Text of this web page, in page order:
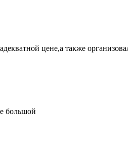
цене,а также
большой